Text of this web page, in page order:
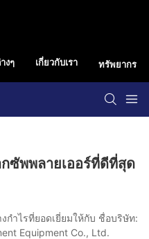
งๆ เกี่ยวกับเรา ทรัพยากร
ซัพพลายเออร์ที่ดีที่สุด
กำไรที่ยอดเยี่ยมให้กับ ชื่อบริษัท:
Equipment Co., Ltd.